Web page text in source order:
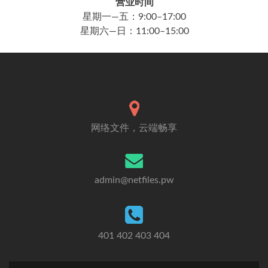
营业时间
星期一—五：9:00–17:00
星期六—日：11:00–15:00
网络文件，云端畅享
admin@netfiles.pw
401 402 403 404